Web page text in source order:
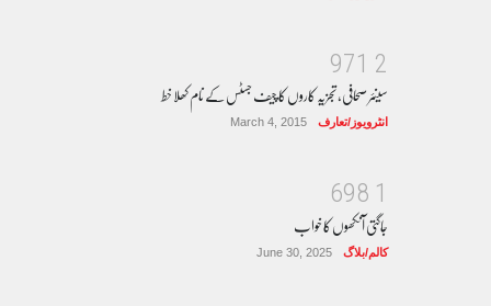
2
1
7
9
سینئر صحافی، تجزیہ کاروں کا چیف جسٹس کے نام کھلا خط
انٹرویوز/تعارف March 4, 2015
1
8
9
6
جاگتی آنکھوں کا خواب
کالم/بلاگ June 30, 2025